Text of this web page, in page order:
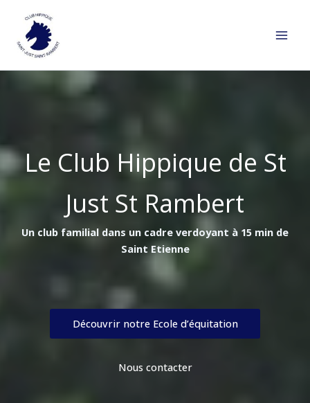
contenu
Le Club Hippique de St
Just St Rambert
Un club familial dans un cadre verdoyant à 15 min de
Saint Etienne
Découvrir notre Ecole d’équitation
Nous contacter